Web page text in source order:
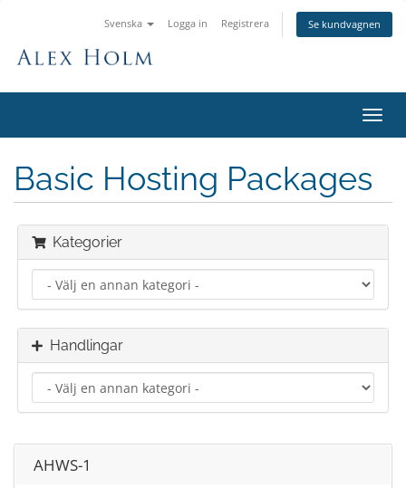
Svenska Logga in Registrera Se kundvagnen
Växla
Basic Hosting Packages
Kategorier
Handlingar
AHWS-1